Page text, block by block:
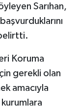
Sarıhan,
Koruma
gerekli olan
amacıyla
kurumlara